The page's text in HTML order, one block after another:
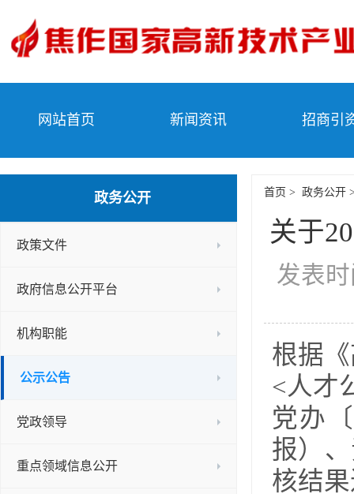
网站首页 新闻资讯 招商引
政务公开
政策文件
政府信息公开平台
机构职能
公示公告
党政领导
重点领域信息公开
首页 > 政务公开
关于
发表
根据
<人才
党办
报）
核结